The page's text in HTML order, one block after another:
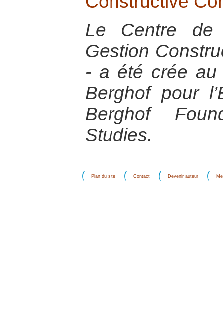
Le Centre de
Gestion
- a été crée au
Berghof pour
Berghof
Studies.
Plan du site Contact Devenir auteur